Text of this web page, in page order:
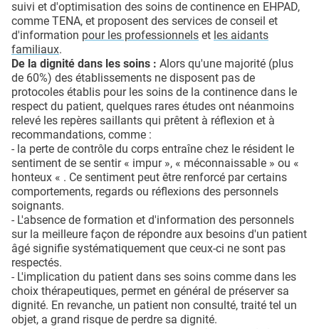
suivi et d'optimisation des soins de continence en EHPAD,
comme TENA, et proposent des services de conseil et
d'information pour les professionnels et les aidants
familiaux.
De la dignité dans les soins : Alors qu'une majorité (plus
de 60%) des établissements ne disposent pas de
protocoles établis pour les soins de la continence dans le
respect du patient, quelques rares études ont néanmoins
relevé les repères saillants qui prêtent à réflexion et à
recommandations, comme :
- la perte de contrôle du corps entraîne chez le résident le
sentiment de se sentir « impur », « méconnaissable » ou «
honteux « . Ce sentiment peut être renforcé par certains
comportements, regards ou réflexions des personnels
soignants.
- L'absence de formation et d'information des personnels
sur la meilleure façon de répondre aux besoins d'un patient
âgé signifie systématiquement que ceux-ci ne sont pas
respectés.
- L'implication du patient dans ses soins comme dans les
choix thérapeutiques, permet en général de préserver sa
dignité. En revanche, un patient non consulté, traité tel un
objet, a grand risque de perdre sa dignité.